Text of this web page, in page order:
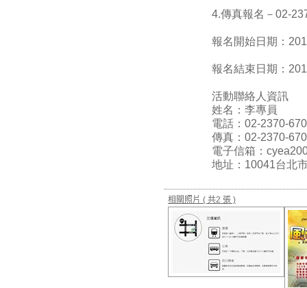
4.傳真報名－02-
報名開始日期：
報名結束日期：
活動聯絡人資訊
姓名：李專員
電話：02-2370-
傳真：02-2370-
電子信箱：
地址：10041台北
相關照片 ( 共2 張 )